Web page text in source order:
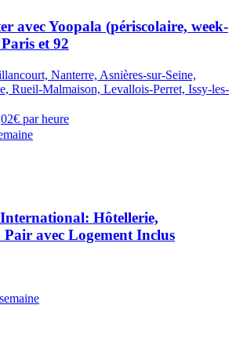
avec Yoopala (périscolaire, week-
et 92
Nanterre, Asnières-sur-Seine,
Rueil-Malmaison, Levallois-Perret, Issy-les-
par heure
Hôtellerie,
avec Logement Inclus